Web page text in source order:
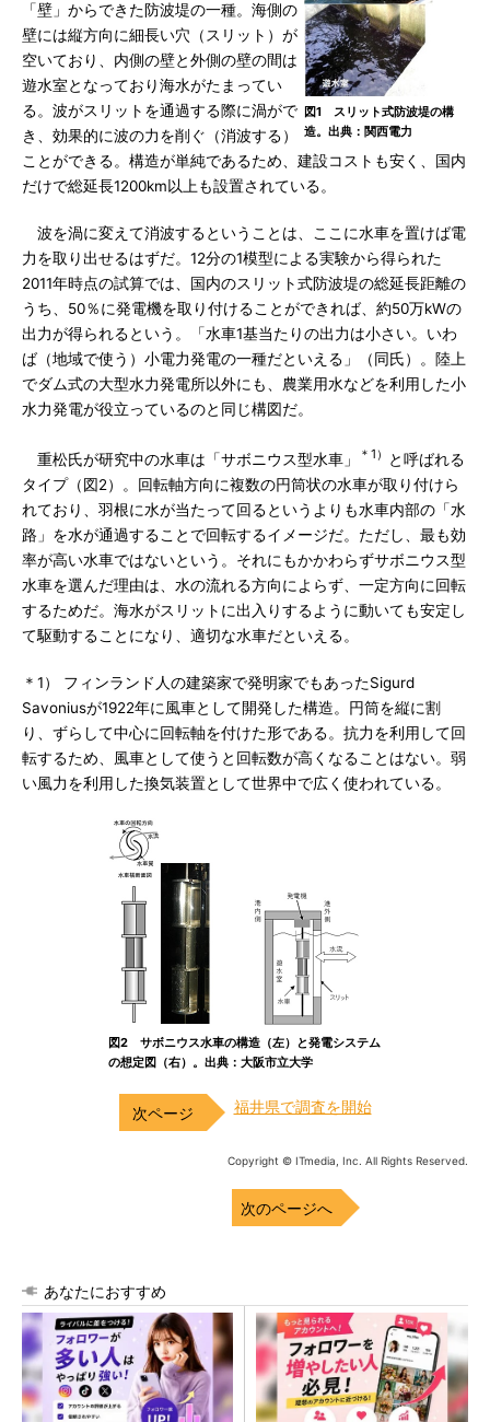
図1 スリット式防波堤の構
造。出典：関西電力
「壁」からできた防波堤の一種。海側の
壁には縦方向に細長い穴（スリット）が
空いており、内側の壁と外側の壁の間は
遊水室となっており海水がたまってい
る。波がスリットを通過する際に渦がで
き、効果的に波の力を削ぐ（消波する）
ことができる。構造が単純であるため、建設コストも安く、国内
だけで総延長1200km以上も設置されている。
波を渦に変えて消波するということは、ここに水車を置けば電
力を取り出せるはずだ。12分の1模型による実験から得られた
2011年時点の試算では、国内のスリット式防波堤の総延長距離の
うち、50％に発電機を取り付けることができれば、約50万kWの
出力が得られるという。「水車1基当たりの出力は小さい。いわ
ば（地域で使う）小電力発電の一種だといえる」（同氏）。陸上
でダム式の大型水力発電所以外にも、農業用水などを利用した小
水力発電が役立っているのと同じ構図だ。
重松氏が研究中の水車は「サボニウス型水車」 ＊1）
と呼ばれる
タイプ（図2）。回転軸方向に複数の円筒状の水車が取り付けら
れており、羽根に水が当たって回るというよりも水車内部の「水
路」を水が通過することで回転するイメージだ。ただし、最も効
率が高い水車ではないという。それにもかかわらずサボニウス型
水車を選んだ理由は、水の流れる方向によらず、一定方向に回転
するためだ。海水がスリットに出入りするように動いても安定し
て駆動することになり、適切な水車だといえる。
＊1） フィンランド人の建築家で発明家でもあったSigurd
Savoniusが1922年に風車として開発した構造。円筒を縦に割
り、ずらして中心に回転軸を付けた形である。抗力を利用して回
転するため、風車として使うと回転数が高くなることはない。弱
い風力を利用した換気装置として世界中で広く使われている。
図2 サボニウス水車の構造（左）と発電システム
の想定図（右）。出典：大阪市立大学
福井県で調査を開始
Copyright © ITmedia, Inc. All Rights Reserved.
次のページへ
あなたにおすすめ